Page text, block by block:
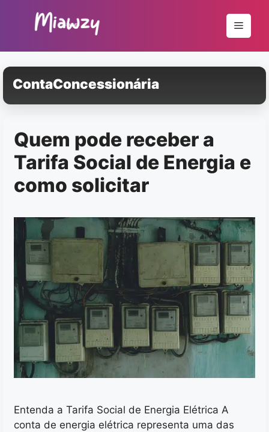
conteúdo
Menu
ContaConcessionária
Quem pode receber a
Tarifa Social de Energia e
como solicitar
Entenda a Tarifa Social de Energia Elétrica A
conta de energia elétrica representa uma das